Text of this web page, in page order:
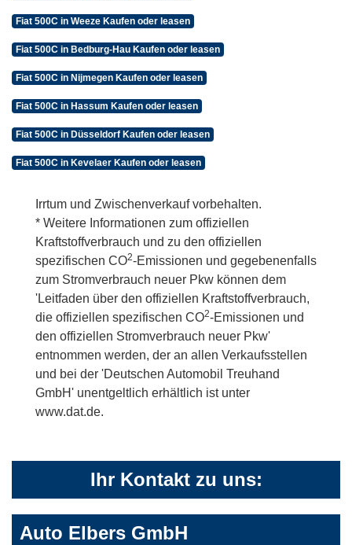
Fiat 500C in Weeze Kaufen oder leasen
Fiat 500C in Bedburg-Hau Kaufen oder leasen
Fiat 500C in Nijmegen Kaufen oder leasen
Fiat 500C in Hassum Kaufen oder leasen
Fiat 500C in Düsseldorf Kaufen oder leasen
Fiat 500C in Kevelaer Kaufen oder leasen
Irrtum und Zwischenverkauf vorbehalten.
* Weitere Informationen zum offiziellen
Kraftstoffverbrauch und zu den offiziellen
spezifischen CO2-Emissionen und gegebenenfalls
zum Stromverbrauch neuer Pkw können dem
'Leitfaden über den offiziellen Kraftstoffverbrauch,
die offiziellen spezifischen CO2-Emissionen und
den offiziellen Stromverbrauch neuer Pkw'
entnommen werden, der an allen Verkaufsstellen
und bei der 'Deutschen Automobil Treuhand
GmbH' unentgeltlich erhältlich ist unter
www.dat.de.
Ihr Kontakt zu uns:
Auto Elbers GmbH